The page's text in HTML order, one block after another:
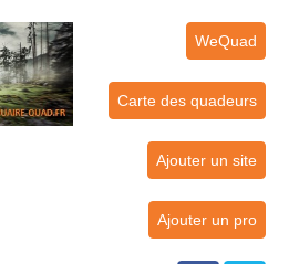
WeQuad
Carte des quadeurs
Ajouter un site
Ajouter un pro